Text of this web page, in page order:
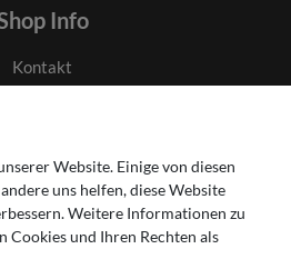
Info
Kontakt
Impressum
und Versand
Website. Einige von diesen
uns helfen, diese Website
Weitere Informationen zu
Cookies und Ihren Rechten als